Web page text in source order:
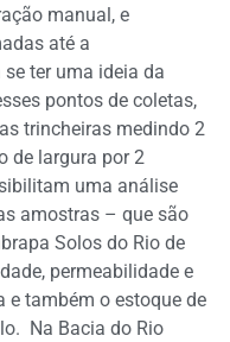
manual, e
até a
ter uma ideia da
pontos de coletas,
trincheiras medindo 2
de largura por 2
uma análise
amostras – que são
Solos do Rio de
permeabilidade e
e também o estoque de
Na Bacia do Rio